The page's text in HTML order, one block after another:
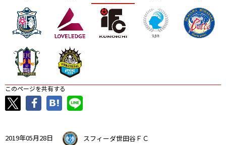
このページを共有する
2019年05月28日
スフィーダ世田谷ＦＣ